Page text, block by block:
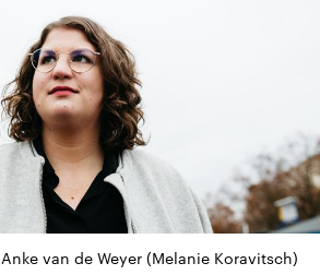
Anke van de Weyer (Melanie Koravitsch)